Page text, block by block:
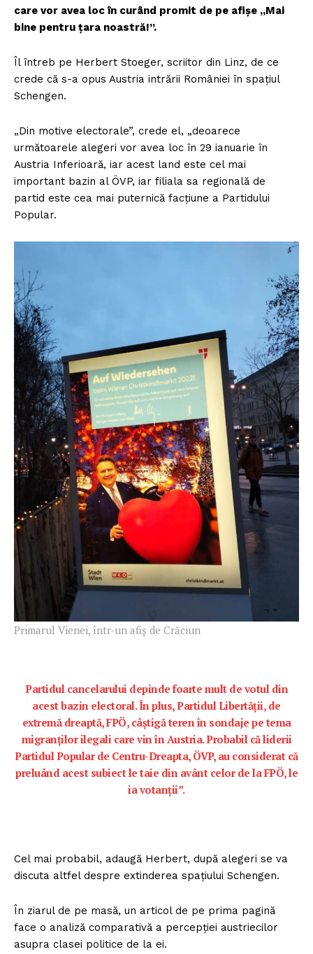
care vor avea loc în curând promit de pe afișe „Mai
bine pentru țara noastră!”.
Îl întreb pe Herbert Stoeger, scriitor din Linz, de ce
crede că s-a opus Austria intrării României în spațiul
Schengen.
„Din motive electorale”, crede el, „deoarece
următoarele alegeri vor avea loc în 29 ianuarie în
Austria Inferioară, iar acest land este cel mai
important bazin al ÖVP, iar filiala sa regională de
partid este cea mai puternică facțiune a Partidului
Popular.
Primarul Vienei, într-un afiș de Crăciun
Partidul cancelarului depinde foarte mult de votul din
acest bazin electoral. În plus, Partidul Libertății, de
extremă dreaptă, FPÖ, câștigă teren în sondaje pe tema
migranților ilegali care vin în Austria. Probabil că liderii
Partidul Popular de Centru-Dreapta, ÖVP, au considerat că
preluând acest subiect le taie din avânt celor de la FPÖ, le
ia votanții”.
Cel mai probabil, adaugă Herbert, după alegeri se va
discuta altfel despre extinderea spațiului Schengen.
În ziarul de pe masă, un articol de pe prima pagină
face o analiză comparativă a percepției austriecilor
asupra clasei politice de la ei.